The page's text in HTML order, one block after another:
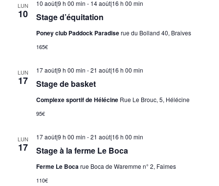
LUN
10 Stage d’équitation
10 août|9 h 00 min - 14 août|16 h 00 min
Poney club Paddock Paradiserue du Bolland 40, Braives
165€
LUN
17 Stage de basket
17 août|9 h 00 min -21 août|16 h 00 min
Complexe sportif de Hélécine Rue Le Brouc, 5, Hélécine
95€
LUN
17 Stage à la ferme Le Boca
17 août|9 h 00 min -21 août|16 h 00 min
Ferme Le Bocarue Boca de Waremme n° 2, Faimes
110€